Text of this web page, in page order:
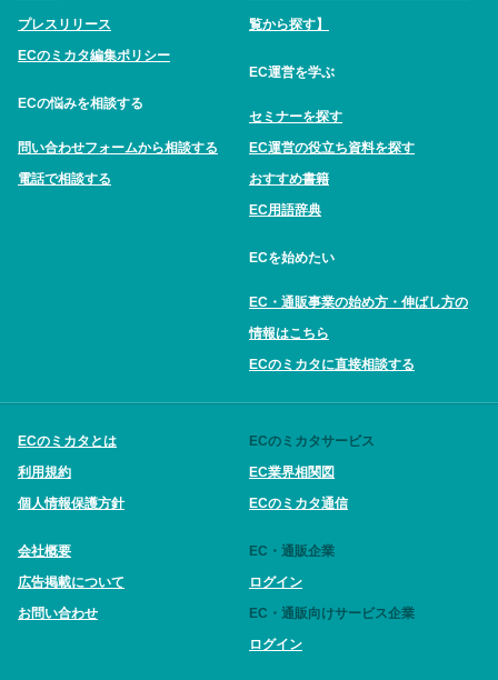
プレスリリース
ECのミカタ編集ポリシー
ECの悩みを相談する
問い合わせフォームから相談する
電話で相談する
覧から探す】
EC運営を学ぶ
セミナーを探す
EC運営の役立ち資料を探す
おすすめ書籍
EC用語辞典
ECを始めたい
EC・通販事業の始め方・伸ばし方の
情報はこちら
ECのミカタに直接相談する
ECのミカタとは
利用規約
個人情報保護方針
会社概要
広告掲載について
お問い合わせ
ECのミカタサービス
EC業界相関図
ECのミカタ通信
EC・通販企業
ログイン
EC・通販向けサービス企業
ログイン